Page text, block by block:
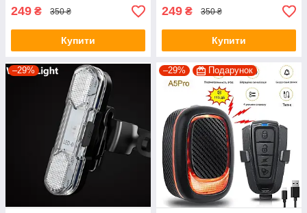
249 ₴ 350 ₴
Купити
249 ₴ 350 ₴
Купити
–29% –29% Подарунок